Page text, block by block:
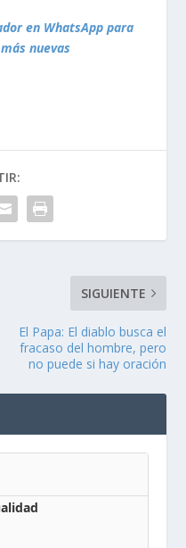
en WhatsApp para
nuevas
SIGUIENTE
El Papa: El diablo busca el
fracaso del hombre, pero
no puede si hay oración